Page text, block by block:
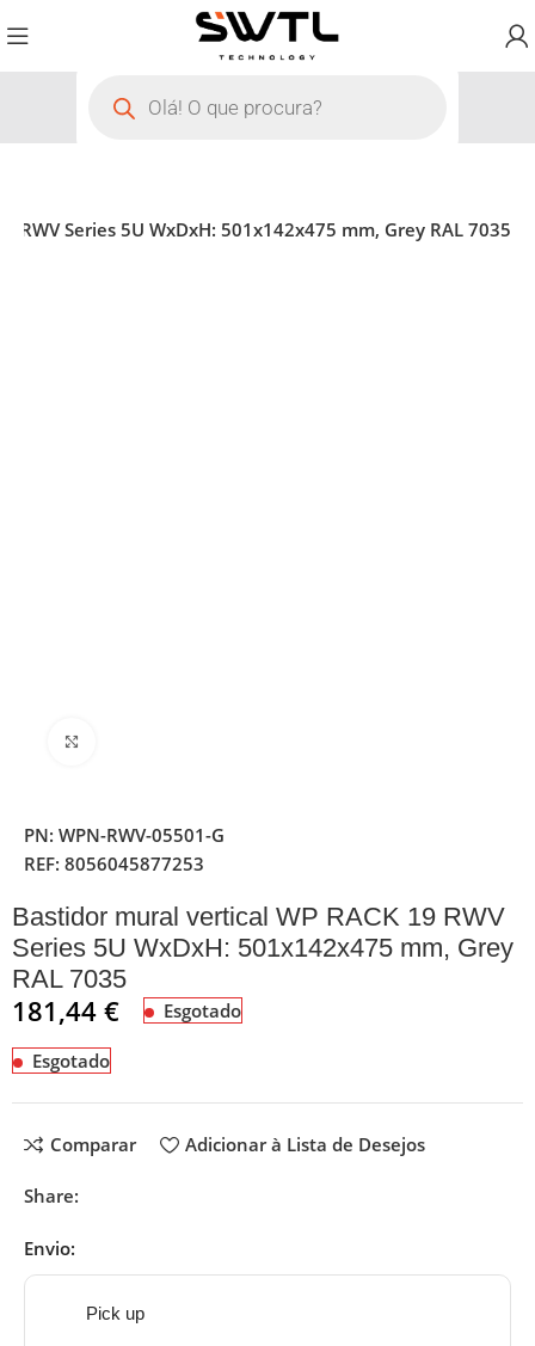
RWV Series 5U WxDxH: 501x142x475 mm, Grey RAL 7035
PN:WPN-RWV-05501-G
REF:8056045877253
Bastidor mural vertical WP RACK 19 RWV
Series 5U WxDxH: 501x142x475 mm, Grey
RAL 7035
181,44€ Esgotado
Esgotado
Comparar Adicionar à Lista de Desejos
Share:
Envio:
Pick up